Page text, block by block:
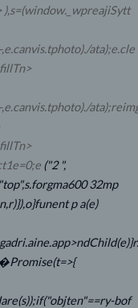
),s=(window._wpreajiSytt
ata);e.cle
("2 ",
32mp
p a(e)
bof